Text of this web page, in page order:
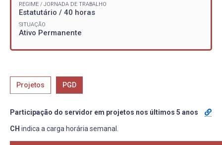
REGIME / JORNADA DE TRABALHO
Estatutário / 40 horas
SITUAÇÃO
Ativo Permanente
Projetos PGD
Participação do servidor em projetos nos últimos 5 anos
CH indica a carga horária semanal.